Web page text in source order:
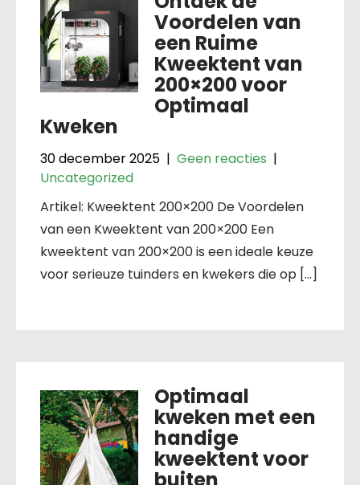
Voordelen van
een Ruime
Kweektent van
200×200 voor
Optimaal
Kweken
30 december 2025 | Geen reacties |
Uncategorized
Artikel: Kweektent 200×200 De Voordelen
van een Kweektent van 200×200 Een
kweektent van 200×200 is een ideale keuze
voor serieuze tuinders en kwekers die op […]
Optimaal
kweken met een
handige
kweektent voor